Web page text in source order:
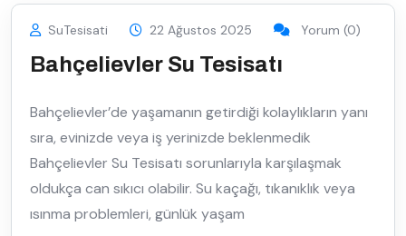
SuTesisati 22 Ağustos 2025 Yorum (0)
Bahçelievler Su Tesisatı
Bahçelievler’de yaşamanın getirdiği kolaylıkların yanı
sıra, evinizde veya iş yerinizde beklenmedik
Bahçelievler Su Tesisatı sorunlarıyla karşılaşmak
oldukça can sıkıcı olabilir. Su kaçağı, tıkanıklık veya
ısınma problemleri, günlük yaşam